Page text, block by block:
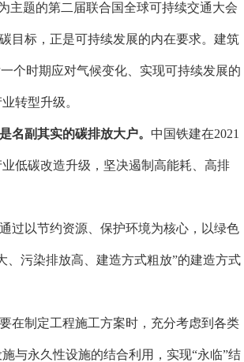
主题的第二届联合国全球可持续交通大会
目标，正是可持续发展的内在要求。建筑
个时期应对气候变化、实现可持续发展的
转型升级。
名副其实的碳排放大户。 中国铁建在2021
低碳改造升级，坚决遏制高能耗、高排
通过以节约资源、保护环境为核心，以绿色
、污染排放高、建造方式粗放”的建造方式
在制定工程施工方案时，充分考虑到各类
与永久性设施的结合利用，实现“永临”结